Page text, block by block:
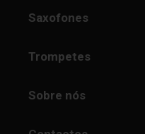
Saxofones
Trompetes
Sobre nós